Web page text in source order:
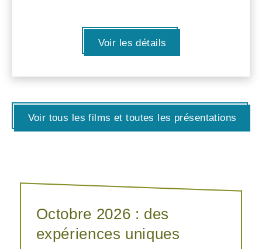
Voir les détails
Voir tous les films et toutes les présentations
Octobre 2026 : des
expériences uniques